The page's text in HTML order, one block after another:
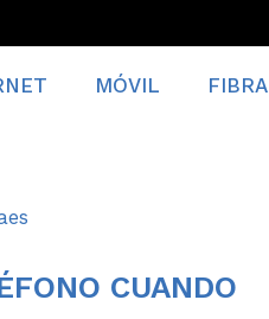
MÓVIL FIBRA
CUANDO